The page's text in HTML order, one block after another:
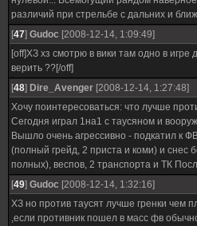
различий при стрельбе с дальних и
[47] Gudoc [2008-12-14, 1:09:49]
[off]ХЗ хз смотрю в вики там одно в игре
верить ??[/off]
[48] Dire_Avenger [2008-12-14, 1:27:48]
Хочу поинтересоваться: что лучше
Сегодня играл 1на1 с таусяном и
Вышло очень агрессивно - подкатил к
(полный грейд, 2 приста и коми) и снес
полных), веспов, 2 транспорта и ТК
[49] Gudoc [2008-12-14, 1:32:16]
ХЗ но против таусят лучше гренки чем
,если противник пошел в масс фв